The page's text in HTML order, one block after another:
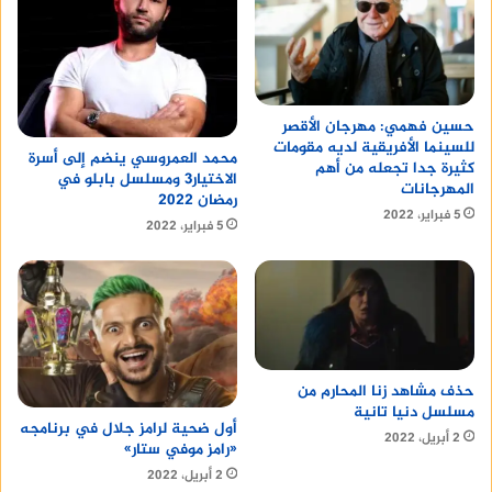
حسين فهمي: مهرجان الأقصر
للسينما الأفريقية لديه مقومات
كثيرة جدا تجعله من أهم
المهرجانات
5 فبراير، 2022
محمد العمروسي ينضم إلى أسرة
الاختيار3 ومسلسل بابلو في
رمضان 2022
5 فبراير، 2022
حذف مشاهد زنا المحارم من
مسلسل دنيا تانية
2 أبريل، 2022
أول ضحية لرامز جلال في برنامجه
«رامز موفي ستار»
2 أبريل، 2022